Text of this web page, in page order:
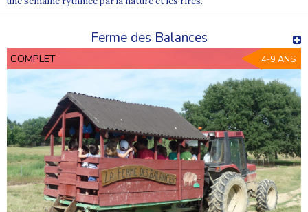
Ferme des Balances
COMPLET 4-9 ANS